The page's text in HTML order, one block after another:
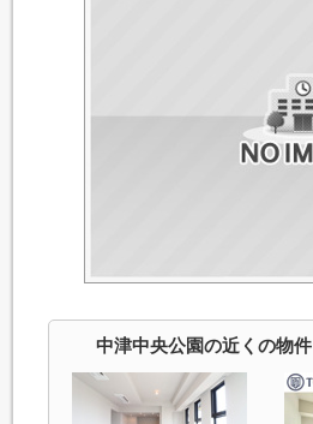
中津中央公園の近くの物件